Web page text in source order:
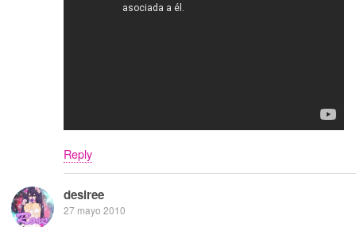
Reply
desiree
27 mayo 2010